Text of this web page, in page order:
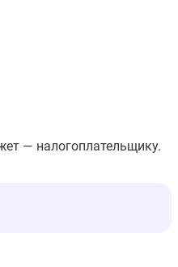
— налогоплательщику.